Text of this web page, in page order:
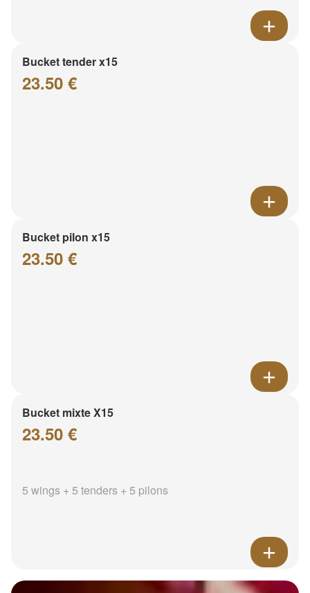
Bucket tender x15
23.50 €
Bucket pilon x15
23.50 €
Bucket mixte X15
23.50 €
5 wings + 5 tenders + 5 pilons